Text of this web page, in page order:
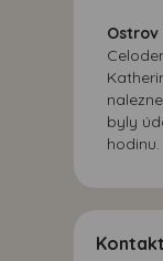
Ostrov
byly